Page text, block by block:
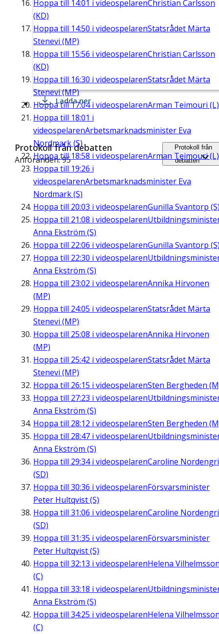
Hoppa till 14:01 i videospelarenChristian Carlsson
(KD)
Hoppa till 14:50 i videospelarenStatsrådet Märta
Stenevi (MP)
Hoppa till 15:56 i videospelarenChristian Carlsson
(KD)
Hoppa till 16:30 i videospelarenStatsrådet Märta
Stenevi (MP)
Hoppa till17:04i videospelarenArman Teimouri (L)
Hoppa till 18:01 i
videospelarenArbetsmarknadsminister Eva
Nordmark (S)
Hoppa till18:58 i videospelarenArman Teimouri (L)
Hoppa till 19:26 i
videospelarenArbetsmarknadsminister Eva
Nordmark (S)
Hoppa till 20:03 i videospelarenGunilla Svantorp
Hoppa till 21:08 i videospelaren
Anna Ekström (S)
Hoppa till 22:06 i videospelarenGunilla Svantorp
Hoppa till 22:30 i videospelaren
Anna Ekström (S)
Hoppa till 23:02 i videospelarenAnnika Hirvonen
(MP)
Hoppa till 24:05 i videospelarenStatsrådet Märta
Stenevi (MP)
Hoppa till 25:08 i videospelarenAnnika Hirvonen
(MP)
Hoppa till 25:42 i videospelarenStatsrådet Märta
Stenevi (MP)
Hoppa till 26:15 i videospelarenSten Bergheden
Hoppa till 27:23 i videospelaren
Anna Ekström (S)
Hoppa till 28:12 i videospelarenSten Bergheden
Hoppa till 28:47 i videospelaren
Anna Ekström (S)
Hoppa till 29:34i videospelarenCaroline
(SD)
Hoppa till 30:36 i videospelarenFörsvarsminister
Peter Hultqvist (S)
Hoppa till 31:06 i videospelarenCaroline
(SD)
Hoppa till 31:35 i videospelarenFörsvarsminister
Peter Hultqvist (S)
Hoppa till 32:13 i videospelarenHelena
(C)
Hoppa till 33:18 i videospelaren
Anna Ekström (S)
Hoppa till 34:25 i videospelarenHelena
(C)
Ladda ner
Protokoll från debatten
Anföranden: 95
Protokoll från
debatten